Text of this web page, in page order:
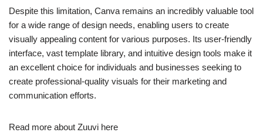
Despite this limitation, Canva remains an incredibly valuable tool
for a wide range of design needs, enabling users to create
visually appealing content for various purposes. Its user-friendly
interface, vast template library, and intuitive design tools make it
an excellent choice for individuals and businesses seeking to
create professional-quality visuals for their marketing and
communication efforts.
Read more about Zuuvi here